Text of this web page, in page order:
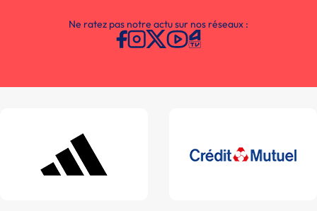
Ne ratez pas notre actu sur nos réseaux :